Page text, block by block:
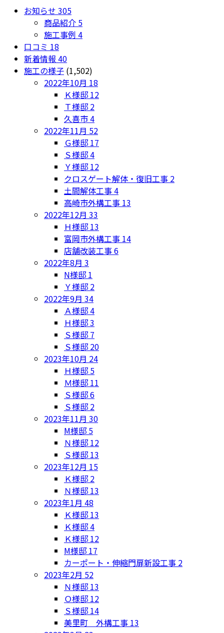
お知らせ 305
商品紹介 5
施工事例 4
口コミ 18
新着情報 40
施工の様子 (1,502)
2022年10月 18
Ｋ様邸 12
Ｔ様邸 2
久喜市4
2022年11月 52
Ｇ様邸 17
Ｓ様邸4
Ｙ様邸 12
クロスゲート解体・復旧工事 2
土間解体工事4
高崎市外構工事 13
2022年12月 33
Ｈ様邸 13
富岡市外構工事 14
店舗改装工事6
2022年8月 3
N様邸 1
Ｙ様邸 2
2022年9月 34
Ａ様邸4
Ｈ様邸3
Ｓ様邸 7
Ｓ様邸 20
2023年10月 24
Ｈ様邸 5
Ｍ様邸 11
Ｓ様邸6
Ｓ様邸 2
2023年11月 30
M様邸 5
Ｎ様邸 12
Ｓ様邸 13
2023年12月 15
Ｋ様邸 2
Ｎ様邸 13
2023年1月 48
Ｋ様邸 13
Ｋ様邸4
Ｋ様邸 12
M様邸 17
カーポート・伸縮門扉新設工事 2
2023年2月 52
Ｎ様邸 13
Ｏ様邸 12
Ｓ様邸 14
美里町 外構工事 13